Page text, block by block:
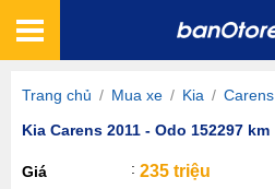
Trang chủ / Mua xe / Kia / Carens
Kia Carens 2011 - Odo 152297 km
Giá 235 triệu